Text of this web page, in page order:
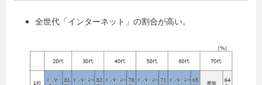
全世代「インターネット」の割合が高い。